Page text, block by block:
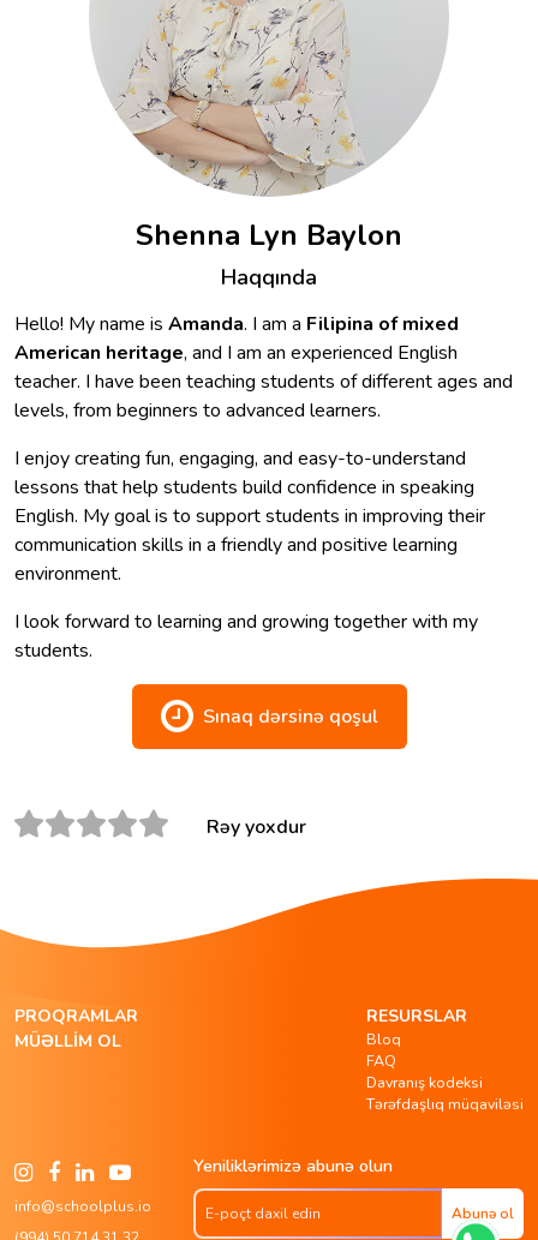
Shenna Lyn Baylon
Haqqında
Hello! My name is Amanda. I am a Filipina of mixed
American heritage, and I am an experienced English
teacher. I have been teaching students of different ages and
levels, from beginners to advanced learners.
I enjoy creating fun, engaging, and easy-to-understand
lessons that help students build confidence in speaking
English. My goal is to support students in improving their
communication skills in a friendly and positive learning
environment.
I look forward to learning and growing together with my
students.
Sınaq dərsinə qoşul
Rəy yoxdur
PROQRAMLAR
MÜƏLLIM OL
RESURSLAR
Bloq
FAQ
Davranış kodeksi
Tərəfdaşlıq müqaviləsi
info@schoolplus.io
Yeniliklərimizə abunə olun
Abunə ol